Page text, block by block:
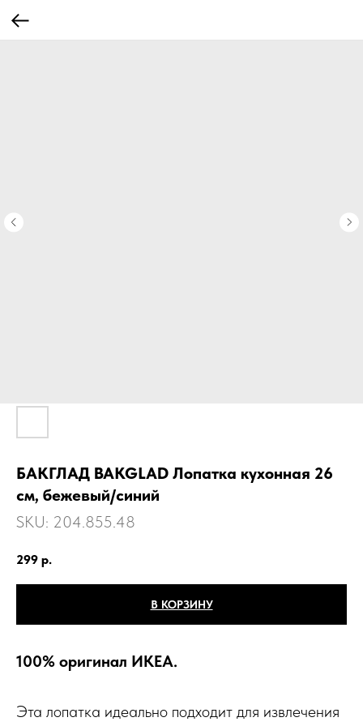
БАКГЛАД BAKGLAD Лопатка кухонная 26
см, бежевый/синий
SKU: 204.855.48
299 р.
В КОРЗИНУ
100% оригинал ИКЕА.
Эта лопатка идеально подходит для извлечения